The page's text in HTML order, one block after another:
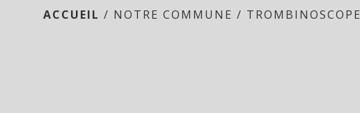
ACCUEIL / NOTRE COMMUNE / TROMBINOSCOPE